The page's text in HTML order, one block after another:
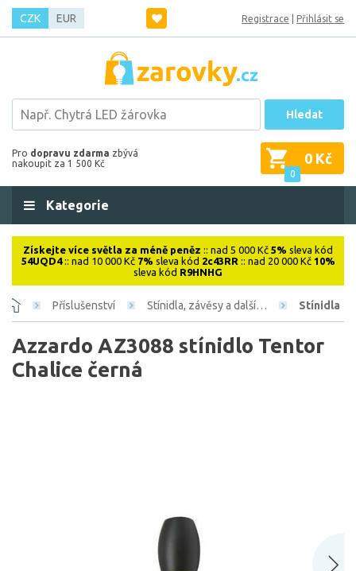
CZK EUR Registrace Přihlásit se
Hledat
Pro dopravu zdarma zbývá
nakoupit za 1 500 Kč
0
0 Kč
Kategorie
Získejte více světla za méně peněz :: nad 5 000 Kč 5% sleva kód
54UQD4:: nad 10 000 Kč 7% sleva kód 2c43RR :: nad 20 000 Kč 10%
sleva kód R9HNHG
Příslušenství Stínidla, závěsy a další… Stínidla
Azzardo AZ3088 stínidlo Tentor
Chalice černá